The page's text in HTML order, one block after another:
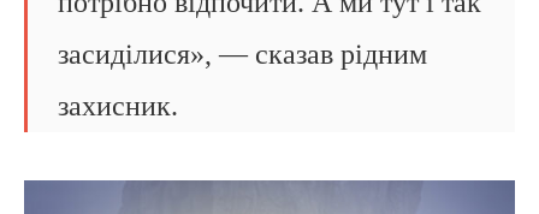
засиділися», — сказав рідним
захисник.